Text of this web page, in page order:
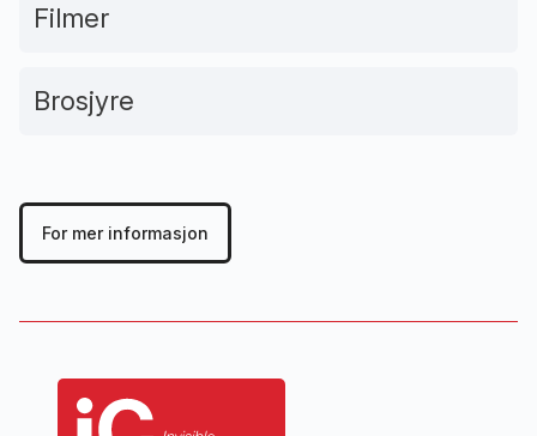
Filmer
Brosjyre
For mer informasjon